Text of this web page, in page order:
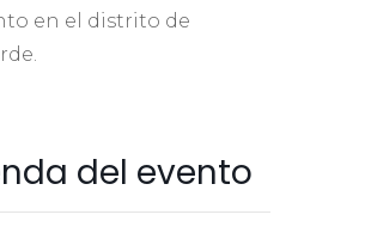
en el distrito de
del evento